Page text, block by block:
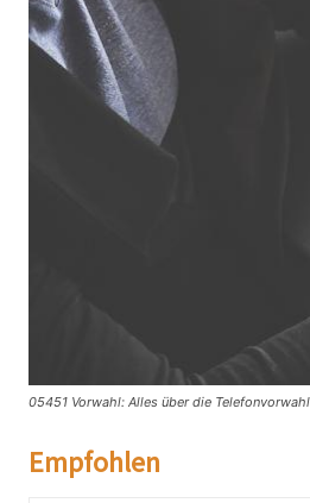
05451 Vorwahl: Alles über die
Empfohlen